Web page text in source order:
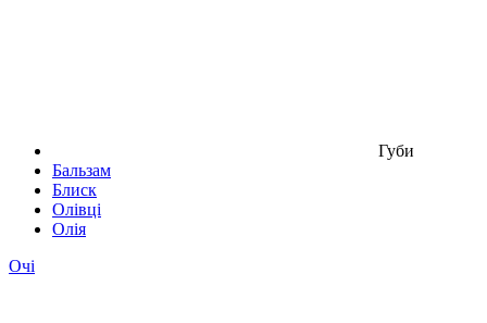
Губи
Бальзам
Блиск
Олівці
Олія
Очі